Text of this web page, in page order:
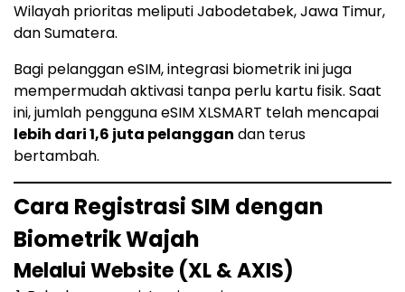
Wilayah prioritas meliputi Jabodetabek, Jawa Timur,
dan Sumatera.
Bagi pelanggan eSIM, integrasi biometrik ini juga
mempermudah aktivasi tanpa perlu kartu fisik. Saat
ini, jumlah pengguna eSIM XLSMART telah mencapai
lebih dari 1,6 juta pelanggan dan terus
bertambah.
Cara Registrasi SIM dengan
Biometrik Wajah
Melalui Website (XL & AXIS)